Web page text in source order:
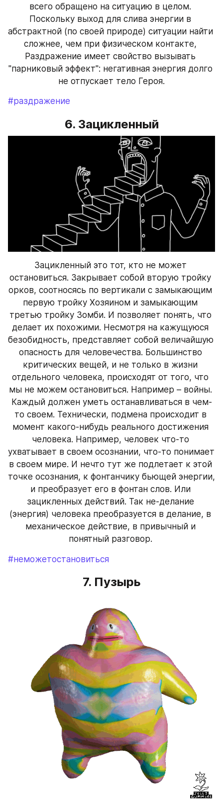
всего обращено на ситуацию в целом.
Поскольку выход для слива энергии в
абстрактной (по своей природе) ситуации найти
сложнее, чем при физическом контакте,
Раздражение имеет свойство вызывать
"парниковый эффект": негативная энергия долго
не отпускает тело Героя.
#раздражение
6. Зацикленный
Зацикленный это тот, кто не может
остановиться. Закрывает собой вторую тройку
орков, соотносясь по вертикали с замыкающим
первую тройку Хозяином и замыкающим
третью тройку Зомби. И позволяет понять, что
делает их похожими. Несмотря на кажущуюся
безобидность, представляет собой величайшую
опасность для человечества. Большинство
критических вещей, и не только в жизни
отдельного человека, происходят от того, что
мы не можем остановиться. Например – войны.
Каждый должен уметь останавливаться в чем-
то своем. Технически, подмена происходит в
момент какого-нибудь реального достижения
человека. Например, человек что-то
ухватывает в своем осознании, что-то понимает
в своем мире. И нечто тут же подлетает к этой
точке осознания, к фонтанчику бьющей энергии,
и преобразует его в фонтан слов. Или
зацикленных действий. Так не-делание
(энергия) человека преобразуется в делание, в
механическое действие, в привычный и
понятный разговор.
#неможетостановиться
7. Пузырь